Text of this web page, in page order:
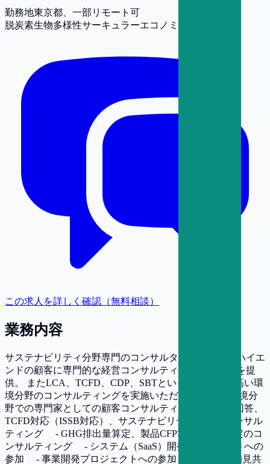
勤務地東京都、一部リモート可
脱炭素生物多様性サーキュラーエコノミー
この求人を詳しく確認（無料相談）
業務内容
サステナビリティ分野専門のコンサルタントとして、ハイエ
ンドの顧客に専門的な経営コンサルティングサービスを提
供。 またLCA、TCFD、CDP、SBTといった専門性の高い環
境分野のコンサルティングを実施いただきます。 ・環境分
野での専門家としての顧客コンサルティング - CDP回答、
TCFD対応（ISSB対応）、サステナビリティ開示のコンサル
ティング - GHG排出量算定、製品CFP算定、SBT設定のコ
ンサルティング - システム（SaaS）開発プロジェクトへの
参加 - 事業開発プロジェクトへの参加 - 社内への知見共